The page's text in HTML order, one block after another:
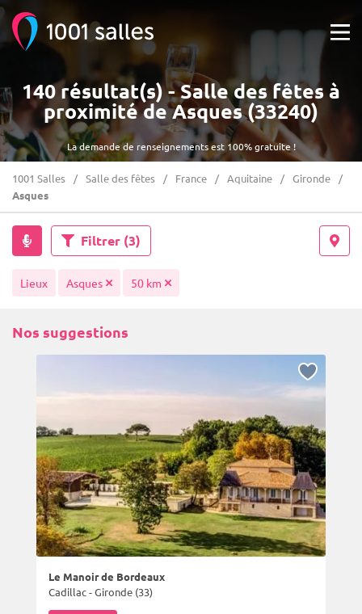
La demande de renseignements est 100% gratuite !
140 résultat(s) - Salle des fêtes à
proximité de Asques (33240)
1001 Salles Salle des fêtes France Aquitaine
Gironde
Asques
Filtrer (3)
Lieux Asques 50 km
Nos suggestions
Le Manoir de Bordeaux
Cadillac - Gironde (33)